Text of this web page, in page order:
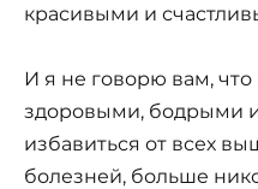
красивыми и
И я не говорю вам,
здоровыми, бодрыми
избавиться от всех
болезней, больше